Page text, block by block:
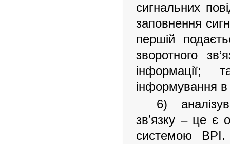
сигнальних
заповнення
першій
зворотного
інформації;
інформування в
6)
зв’язку – це є
системою